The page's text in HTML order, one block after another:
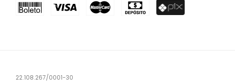
22.108.267/0001-30